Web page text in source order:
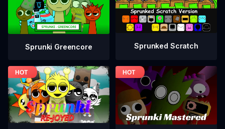
Sprunki Greencore Sprunked Scratch